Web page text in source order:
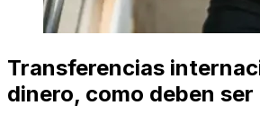
Transferencias
dinero, como deben ser